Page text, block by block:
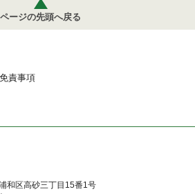
ページの先頭へ戻る
責事項
和区高砂三丁目15番1号